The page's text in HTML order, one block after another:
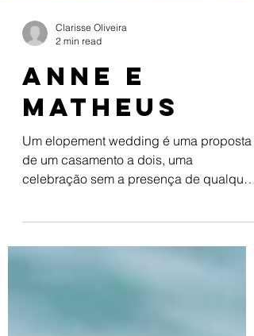
Clarisse Oliveira
2 min read
Anne e
Matheus
Um elopement wedding é uma proposta
celebração sem a presença de qualquer
convidado; somente os noivos e um...